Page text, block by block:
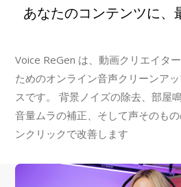
あなたのコンテンツに、
Voice ReGen は、動画クリエイタ
ためのオンライン音声クリーンア
スです。 背景ノイズの除去、部屋
音量ムラの補正、そして声そのも
ンクリックで改善します